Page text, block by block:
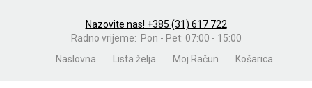
Nazovite nas! +385 (31) 617 722
Radno vrijeme: Pon - Pet: 07:00 - 15:00
Naslovna
Lista želja Moj Račun Košarica